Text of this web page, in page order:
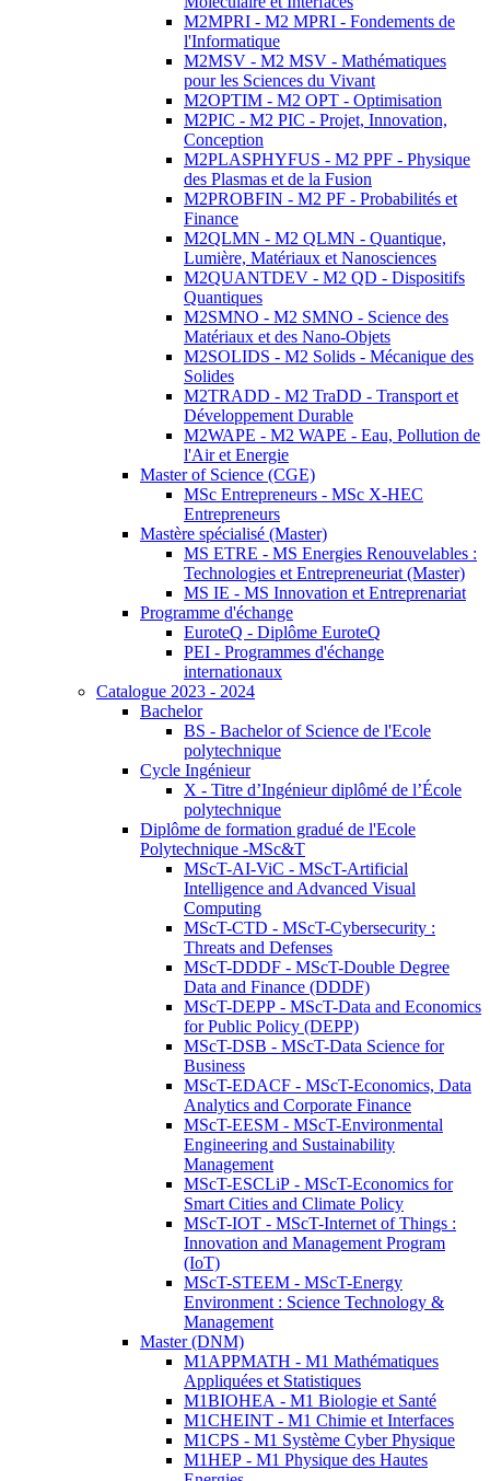
M2MPRI - M2 MPRI - Fondements de
l'Informatique
M2MSV - M2 MSV - Mathématiques
pour les Sciences du Vivant
M2OPTIM - M2 OPT - Optimisation
M2PIC - M2 PIC - Projet, Innovation,
Conception
M2PLASPHYFUS - M2 PPF - Physique
des Plasmas et de la Fusion
M2PROBFIN - M2 PF - Probabilités et
Finance
M2QLMN - M2 QLMN - Quantique,
Lumière, Matériaux et Nanosciences
M2QUANTDEV - M2 QD - Dispositifs
Quantiques
M2SMNO - M2 SMNO - Science des
Matériaux et des Nano-Objets
M2SOLIDS - M2 Solids - Mécanique des
Solides
M2TRADD - M2 TraDD - Transport et
Développement Durable
M2WAPE - M2 WAPE - Eau, Pollution de
l'Air et Energie
Master of Science (CGE)
MSc Entrepreneurs - MSc X-HEC
Entrepreneurs
Mastère spécialisé (Master)
MS ETRE - MS Energies Renouvelables :
Technologies et Entrepreneuriat (Master)
MS IE - MS Innovation et Entreprenariat
Programme d'échange
EuroteQ - Diplôme EuroteQ
PEI - Programmes d'échange
internationaux
Catalogue 2023 - 2024
Bachelor
BS - Bachelor of Science de l'Ecole
polytechnique
Cycle Ingénieur
X - Titre d’Ingénieur diplômé de l’École
polytechnique
Diplôme de formation gradué de l'Ecole
Polytechnique -MSc&T
MScT-AI-ViC - MScT-Artificial
Intelligence and Advanced Visual
Computing
MScT-CTD - MScT-Cybersecurity :
Threats and Defenses
MScT-DDDF - MScT-Double Degree
Data and Finance (DDDF)
MScT-DEPP - MScT-Data and Economics
for Public Policy (DEPP)
MScT-DSB - MScT-Data Science for
Business
MScT-EDACF - MScT-Economics, Data
Analytics and Corporate Finance
MScT-EESM - MScT-Environmental
Engineering and Sustainability
Management
MScT-ESCLiP - MScT-Economics for
Smart Cities and Climate Policy
MScT-IOT - MScT-Internet of Things :
Innovation and Management Program
(IoT)
MScT-STEEM - MScT-Energy
Environment : Science Technology &
Management
Master (DNM)
M1APPMATH - M1 Mathématiques
Appliquées et Statistiques
M1BIOHEA - M1 Biologie et Santé
M1CHEINT - M1 Chimie et Interfaces
M1CPS - M1 Système Cyber Physique
M1HEP - M1 Physique des Hautes